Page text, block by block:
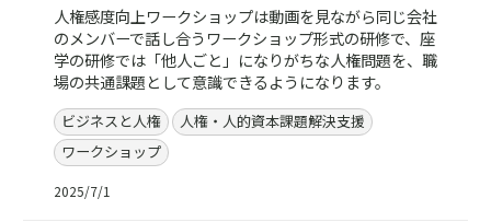
人権感度向上ワークショップは動画を見ながら同じ会社
のメンバーで話し合うワークショップ形式の研修で、座
学の研修では「他人ごと」になりがちな人権問題を、職
場の共通課題として意識できるようになります。
ビジネスと人権
人権・人的資本課題解決支援
ワークショップ
2025/7/1